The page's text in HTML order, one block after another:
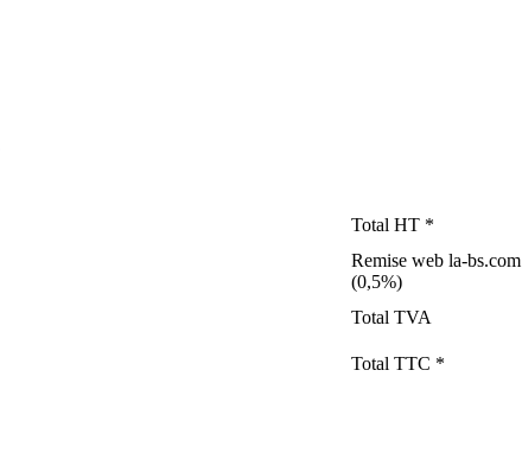
Total HT *
Remise web la-bs.com
(0,5%)
Total TVA
Total TTC *